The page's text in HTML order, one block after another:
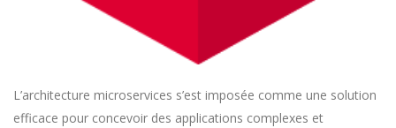
L’architecture microservices s’est imposée comme une solution
efficace pour concevoir des applications complexes et